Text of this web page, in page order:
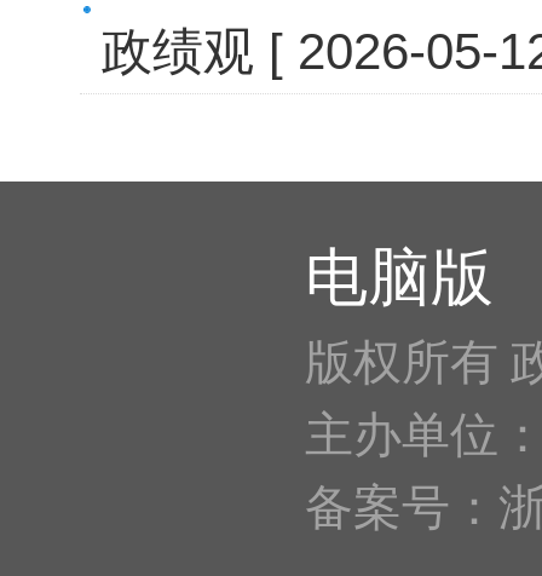
政绩观 [ 2026-05-
电脑版
版权所有
主办单位
备案号：